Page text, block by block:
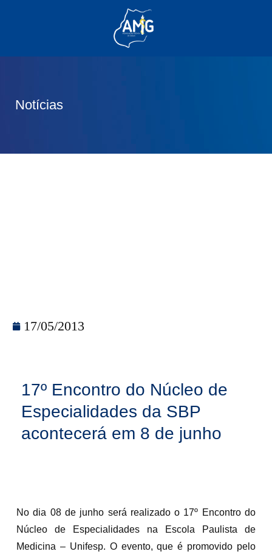
Notícias
17/05/2013
17º Encontro do Núcleo de
Especialidades da SBP
acontecerá em 8 de junho
No dia 08 de junho será realizado o 17º Encontro do
Núcleo de Especialidades na Escola Paulista de
Medicina – Unifesp. O evento, que é promovido pelo